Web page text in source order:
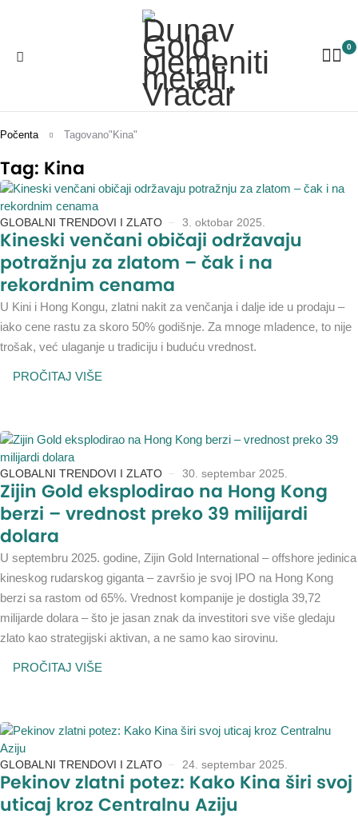
0
Tag: Kina
Počenta Tagovano"Kina"
GLOBALNI TRENDOVI I ZLATO 3. oktobar 2025.
Kineski venčani običaji održavaju
potražnju za zlatom – čak i na
rekordnim cenama
U Kini i Hong Kongu, zlatni nakit za venčanja i dalje ide u prodaju –
iako cene rastu za skoro 50% godišnje. Za mnoge mladence, to nije
trošak, već ulaganje u tradiciju i buduću vrednost.
PROČITAJ VIŠE
GLOBALNI TRENDOVI I ZLATO 30. septembar 2025.
Zijin Gold eksplodirao na Hong Kong
berzi – vrednost preko 39 milijardi
dolara
U septembru 2025. godine, Zijin Gold International – offshore jedinica
kineskog rudarskog giganta – završio je svoj IPO na Hong Kong
berzi sa rastom od 65%. Vrednost kompanije je dostigla 39,72
milijarde dolara – što je jasan znak da investitori sve više gledaju
zlato kao strategijski aktivan, a ne samo kao sirovinu.
PROČITAJ VIŠE
GLOBALNI TRENDOVI I ZLATO 24. septembar 2025.
Pekinov zlatni potez: Kako Kina širi svoj
uticaj kroz Centralnu Aziju